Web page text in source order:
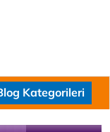
Kategorileri